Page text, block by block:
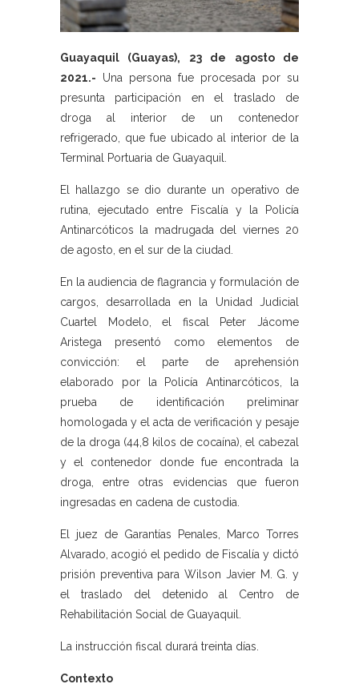
Guayaquil (Guayas), 23 de agosto de
2021.- Una persona fue procesada por su
presunta participación en el traslado de
droga al interior de un contenedor
refrigerado, que fue ubicado al interior de la
Terminal Portuaria de Guayaquil.
El hallazgo se dio durante un operativo de
rutina, ejecutado entre Fiscalía y la Policía
Antinarcóticos la madrugada del viernes 20
de agosto, en el sur de la ciudad.
En la audiencia de flagrancia y formulación de
cargos, desarrollada en la Unidad Judicial
Cuartel Modelo, el fiscal Peter Jácome
Aristega presentó como elementos de
convicción: el parte de aprehensión
elaborado por la Policía Antinarcóticos, la
prueba de identificación preliminar
homologada y el acta de verificación y pesaje
de la droga (44,8 kilos de cocaína), el cabezal
y el contenedor donde fue encontrada la
droga, entre otras evidencias que fueron
ingresadas en cadena de custodia.
El juez de Garantías Penales, Marco Torres
Alvarado, acogió el pedido de Fiscalía y dictó
prisión preventiva para Wilson Javier M. G. y
el traslado del detenido al Centro de
Rehabilitación Social de Guayaquil.
La instrucción fiscal durará treinta días.
Contexto